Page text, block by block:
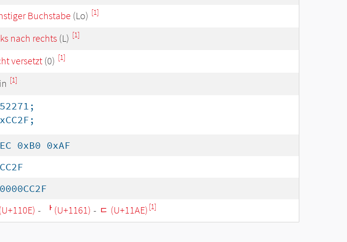
Buchstabe (Lo) [1]
nach rechts (L) [1]
versetzt (0) [1]
[1]
0xB0 0xAF
- ᅡ (U+1161) - ᆮ (U+11AE) [1]